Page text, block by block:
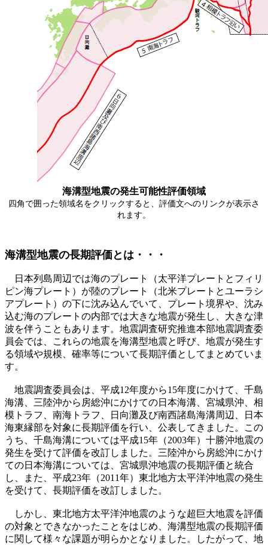
海溝型地震の発生可能性評価領域
四角で囲った領域名をクリックすると、評価文へのリンクが表示さ
れます。
海溝型地震の長期評価とは・・・
日本列島周辺では海のプレート（太平洋プレートとフィリ
ピン海プレート）が陸のプレート（北米プレートとユーラシ
アプレート）の下に沈み込んでいて、プレート境界や、沈み
込む海のプレートの内部では大きな地震が発生し、大きな津
波を伴うこともあります。地震調査研究推進本部地震調査委
員会では、これらの地震を海溝型地震と呼び、地震が発生す
る領域や規模、確率等について長期評価としてまとめていま
す。
地震調査委員会は、平成12年度から15年度にかけて、千島
海溝、三陸沖から房総沖にかけての日本海溝、宮城県沖、相
模トラフ、南海トラフ、日向灘及び南西諸島海溝周辺、日本
海東縁部を対象に長期評価を行い、公表してきました。この
うち、千島海溝については平成15年（2003年）十勝沖地震の
発生を受けて評価を改訂しました。三陸沖から房総沖にかけ
ての日本海溝については、宮城県沖地震の長期評価と統合
し、また、平成23年（2011年）東北地方太平洋沖地震の発生
を受けて、長期評価を改訂しました。
しかし、東北地方太平洋沖地震のような超巨大地震を評価
の対象とできなかったことをはじめ、海溝型地震の長期評価
に関して様々な課題が明らかとなりました。したがって、地